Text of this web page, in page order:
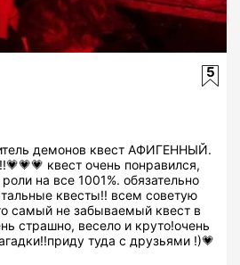
5
демонов квест АФИГЕННЫЙ.
квест очень понравился,
на все 1001%. обязательно
квесты!! всем советую
самый не забываемый квест в
страшно, весело и круто!очень
туда с друзьями !)💗